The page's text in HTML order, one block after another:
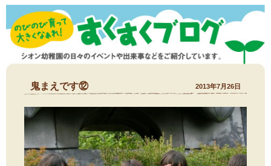
鬼まえです⑫ 2013年7月26日